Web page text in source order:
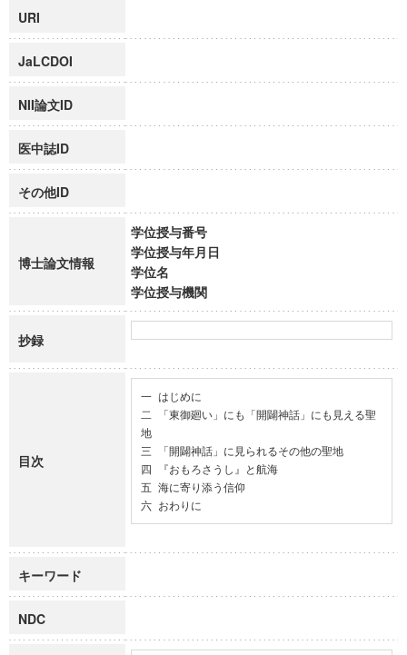
URI
JaLCDOI
NII論文ID
医中誌ID
その他ID
博士論文情報
学位授与番号
学位授与年月日
学位名
学位授与機関
抄録
目次
一 はじめに
二 「東御廻い」にも「開闢神話」にも見える聖
地
三 「開闢神話」に見られるその他の聖地
四 『おもろさうし』と航海
五 海に寄り添う信仰
六 おわりに
キーワード
NDC